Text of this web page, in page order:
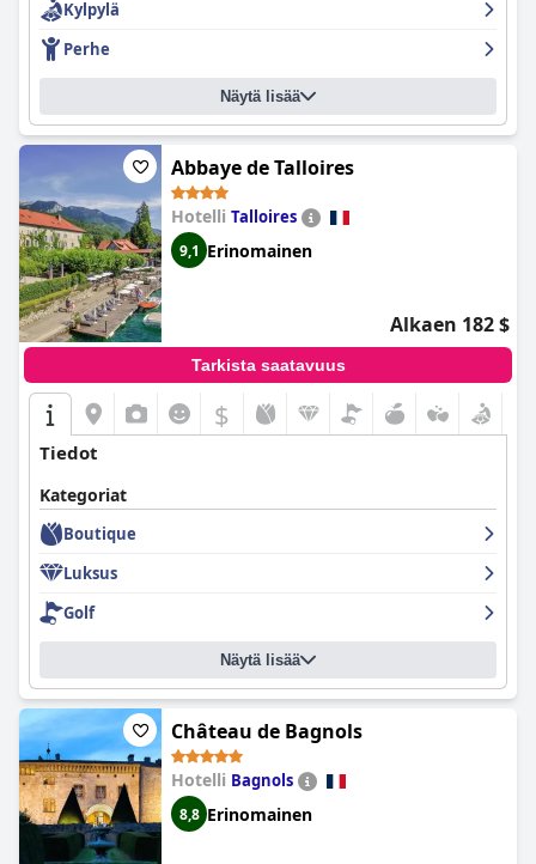
Kylpylä
Perhe
Näytä lisää
Abbaye de Talloires
Hotelli Talloires
9,1 Erinomainen
Alkaen 182 $
Tarkista saatavuus
$
Tiedot
Kategoriat
Boutique
Luksus
Golf
Näytä lisää
Château de Bagnols
Hotelli Bagnols
8,8 Erinomainen